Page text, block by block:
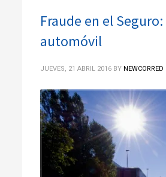
Fraude en el
automóvil
JUEVES, 21 ABRIL 2016 BY NEWCORRED